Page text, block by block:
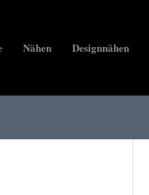
Nähen Designnähen